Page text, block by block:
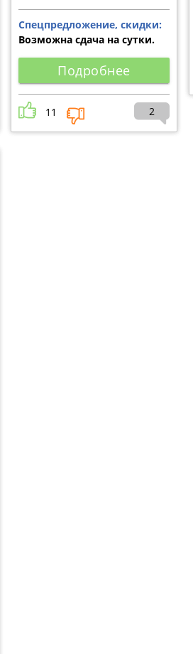
Спецпредложение, скидки:
Возможна сдача на сутки.
Подробнее
11 2